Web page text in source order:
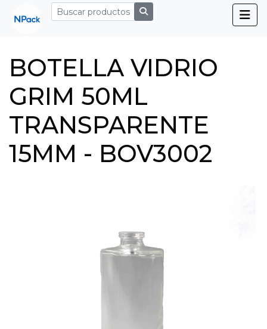
BOTELLA VIDRIO
GRIM 50ML
TRANSPARENTE
15MM - BOV3002